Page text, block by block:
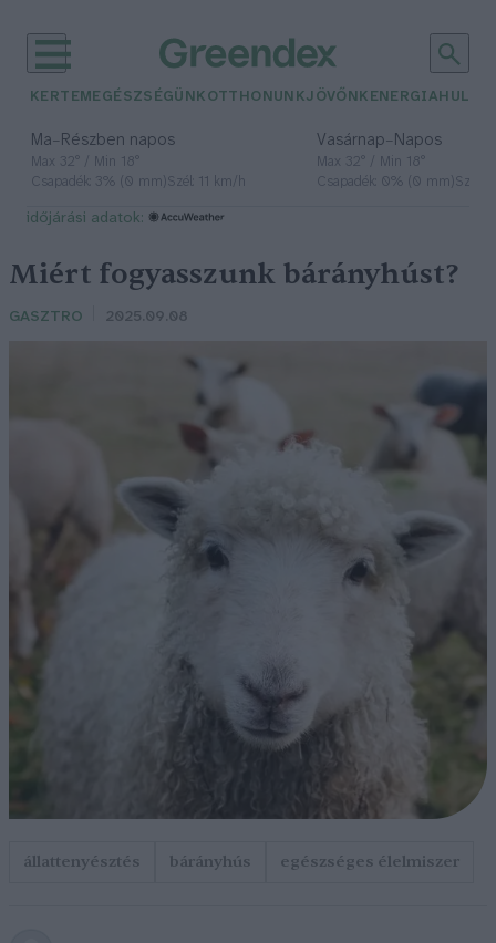
KERTEM EGÉSZSÉGÜNK OTTHONUNKJÖVŐNK ENERGIA
Ma– Részben napos
Max 32° / Min 18°
Csapadék: 3% (0 mm)Szél: 11 km/h
Vasárnap– Napos
Max 32° / Min 18°
Csapadék: 0% (0 mm)Szél:
időjárási adatok:
Miért fogyasszunk bárányhúst?
GASZTRO 2025.09.08
állattenyésztés bárányhús egészséges élelmiszer